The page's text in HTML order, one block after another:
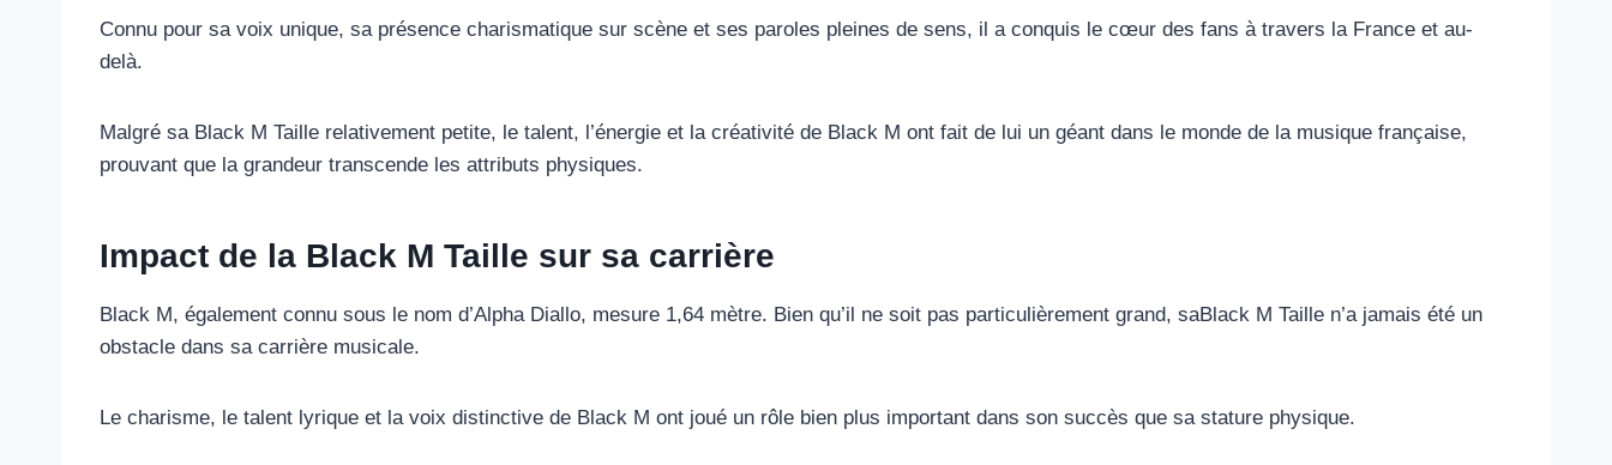
Connu pour sa voix unique, sa présence charismatique sur scène et ses paroles pleines de sens, il a conquis le cœur des fans à travers la France et au-
delà.
Malgré sa Black M Taille relativement petite, le talent, l’énergie et la créativité de Black M ont fait de lui un géant dans le monde de la musique française,
prouvant que la grandeur transcende les attributs physiques.
Impact de la Black M Taille sur sa carrière
Black M, également connu sous le nom d’Alpha Diallo, mesure 1,64 mètre. Bien qu’il ne soit pas particulièrement grand, saBlack M Taille n’a jamais été un
obstacle dans sa carrière musicale.
Le charisme, le talent lyrique et la voix distinctive de Black M ont joué un rôle bien plus important dans son succès que sa stature physique.